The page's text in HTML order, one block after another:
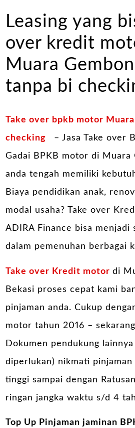
Leasing yang
over kredit
Muara
tanpa bi
Take over bpkb motor
checking
– Jasa Take over
Gadai BPKB motor di Muara
anda tengah memiliki
Biaya pendidikan anak,
modal usaha? Take over
ADIRA Finance bisa menjadi
dalam pemenuhan berbagai
Take over Kredit motordi
Bekasi proses cepat kami
pinjaman anda. Cukup
motor tahun 2016 –
Dokumen pendukung
diperlukan) nikmati pinjaman
tinggi sampai dengan
ringan jangka waktu s/d 4
Top Up Pinjaman jaminan